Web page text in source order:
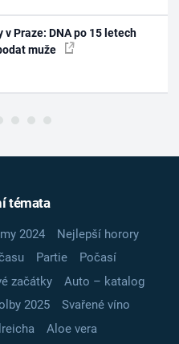
v Praze: DNA po 15 letech
muže
témata
2024
Nejlepší horory
Partie
Počasí
začátky
Auto – katalog
2025
Svařené víno
Aloe vera